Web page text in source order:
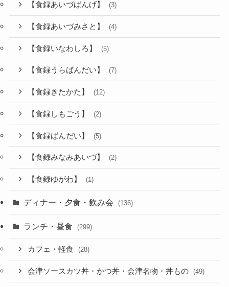
【食録あいづばんげ】 (3)
【食録あいづみさと】 (4)
【食録いなわしろ】 (5)
【食録うらばんだい】 (7)
【食録きたかた】 (12)
【食録しもごう】 (2)
【食録ばんだい】 (5)
【食録みなみあいづ】 (2)
【食録ゆがわ】 (1)
ディナー・夕食・飲み会 (136)
ランチ・昼食 (299)
カフェ・軽食 (28)
会津ソースカツ丼・かつ丼・会津名物・丼もの (49)